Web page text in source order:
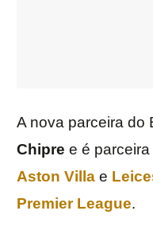
A nova parceira do
Chipre e é parceira
Aston Villa e
Premier League.